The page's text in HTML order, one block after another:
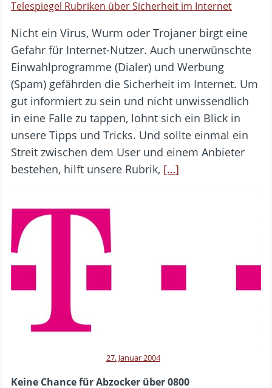
Telespiegel Rubriken über Sicherheit im Internet
Nicht ein Virus, Wurm oder Trojaner birgt eine
Gefahr für Internet-Nutzer. Auch unerwünschte
Einwahlprogramme (Dialer) und Werbung
(Spam) gefährden die Sicherheit im Internet. Um
gut informiert zu sein und nicht unwissendlich
in eine Falle zu tappen, lohnt sich ein Blick in
unsere Tipps und Tricks. Und sollte einmal ein
Streit zwischen dem User und einem Anbieter
bestehen, hilft unsere Rubrik, […]
27. Januar 2004
Keine Chance für Abzocker über 0800